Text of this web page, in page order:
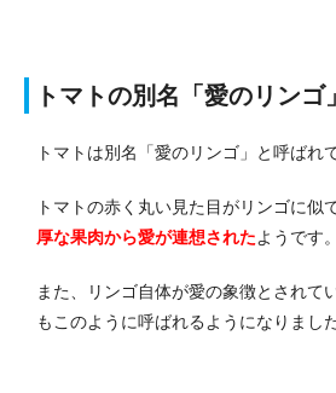
トマトの別名「愛のリンゴ」
トマトは別名「愛のリンゴ」と呼ばれ
トマトの赤く丸い見た目がリンゴに似
厚な果肉から愛が連想されたようです。
また、リンゴ自体が愛の象徴とされて
もこのように呼ばれるようになりました